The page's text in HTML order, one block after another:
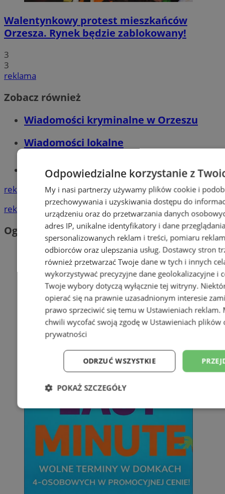
Walentynkowy protest mieszkańców
Orzesza. Rynek będzie zablokowany!
3
3
reklama
Zobacz również
Wiadomości kryminalne w Orzeszu
Wiadomości lokalne
Tworzenie stron www - Orzesze
reklama
reklama
Ogłoszenia
Odpowiedzialne korzystanie z
My i nasi partnerzy używamy plików cookie i
przechowywania i uzyskiwania dostępu do
urządzeniu oraz do przetwarzania danych
adres IP, unikalne identyfikatory i dane
spersonalizowanych reklam i treści, pomiaru
odbiorców oraz ulepszania usług. Dostawcy stron
również przetwarzać Twoje dane w tych i innych
wykorzystywać precyzyjne dane geolokalizacyjne i
Twoje wybory dotyczą wyłącznie tej witryny.
opierać się na prawnie uzasadnionym interesie
prawo sprzeciwić się temu w Ustawieniach reklam.
chwili wycofać swoją zgodę w Ustawieniach plików
prywatności
ODRZUĆ WSZYSTKIE
POKAŻ SZCZEGÓŁY
Niezbędne Wydajność
Niesklasyfikowane